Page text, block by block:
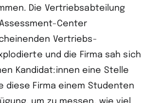
Die Vertriebsabteilung
Center
Vertriebs­
und die Firma sah sich
Kandidat:innen eine Stelle
Firma einem Studenten